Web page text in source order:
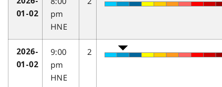
01-02
pm
HNE
2026-
01-02
9:00
pm
HNE
2